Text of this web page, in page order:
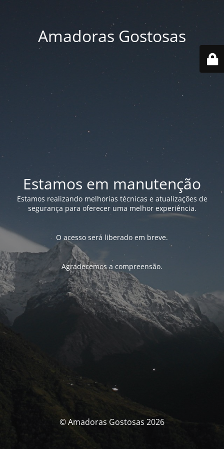
Amadoras Gostosas
Estamos em manutenção
Estamos realizando melhorias técnicas e atualizações de
segurança para oferecer uma melhor experiência.
O acesso será liberado em breve.
Agradecemos a compreensão.
© Amadoras Gostosas 2026